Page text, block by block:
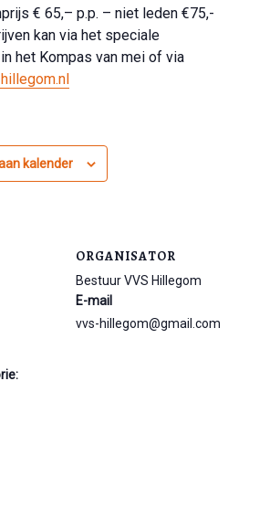
€ 65,– p.p. – niet leden €75,-
kan via het speciale
het Kompas van mei of via
kalender
ORGANISATOR
Bestuur VVS Hillegom
E-mail
vvs-hillegom@gmail.com